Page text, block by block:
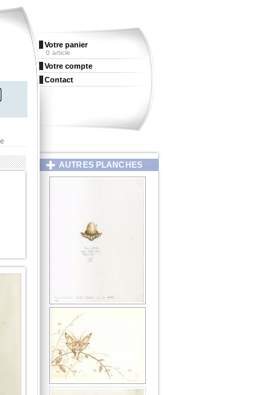
Votre panier
0 article
Votre compte
Contact
AUTRES PLANCHES